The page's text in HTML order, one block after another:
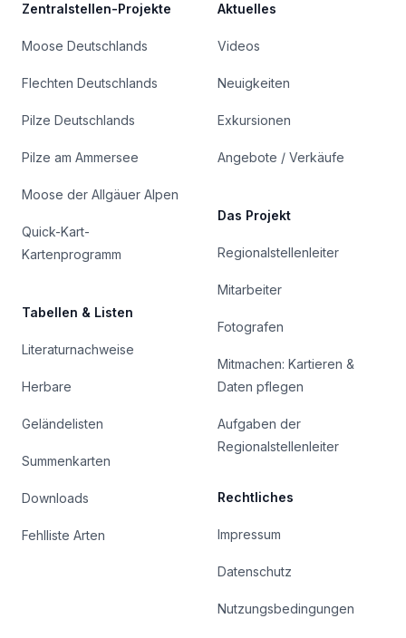
Zentralstellen-Projekte
Moose Deutschlands
Flechten Deutschlands
Pilze Deutschlands
Pilze am Ammersee
Moose der Allgäuer Alpen
Quick-Kart-
Kartenprogramm
Tabellen & Listen
Literaturnachweise
Herbare
Geländelisten
Summenkarten
Downloads
Fehlliste Arten
Aktuelles
Videos
Neuigkeiten
Exkursionen
Angebote / Verkäufe
Das Projekt
Regionalstellenleiter
Mitarbeiter
Fotografen
Mitmachen: Kartieren &
Daten pflegen
Aufgaben der
Regionalstellenleiter
Rechtliches
Impressum
Datenschutz
Nutzungsbedingungen